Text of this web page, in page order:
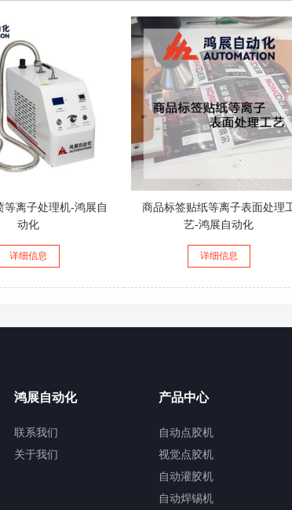
等离子处理机-鸿展自
动化
详细信息
商品标签贴纸等离子表面处理
艺-鸿展自动化
详细信息
鸿展自动化
联系我们
关于我们
产品中心
自动点胶机
视觉点胶机
自动灌胶机
自动焊锡机